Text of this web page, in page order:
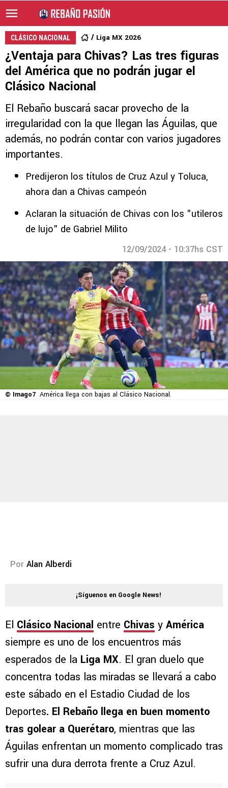
CLÁSICO NACIONAL Liga MX 2026
¿Ventaja para Chivas? Las tres figuras
del América que no podrán jugar el
Clásico Nacional
El Rebaño buscará sacar provecho de la
irregularidad con la que llegan las Águilas, que
además, no podrán contar con varios jugadores
importantes.
Predijeron los títulos de Cruz Azul y Toluca,
ahora dan a Chivas campeón
Aclaran la situación de Chivas con los "utileros
de lujo" de Gabriel Milito
12/09/2024 - 10:37hs CST
© Imago7 América llega con bajas al Clásico Nacional.
Por Alan Alberdi
¡Síguenos en Google News!
El Clásico Nacional entre Chivas y América
siempre es uno de los encuentros más
esperados de la Liga MX. El gran duelo que
concentra todas las miradas se llevará a cabo
este sábado en el Estadio Ciudad de los
Deportes. El Rebaño llega en buen momento
tras golear a Querétaro, mientras que las
Águilas enfrentan un momento complicado tras
sufrir una dura derrota frente a Cruz Azul.